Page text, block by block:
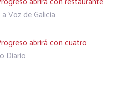
Voz de Galicia
abrirá con cuatro
Diario